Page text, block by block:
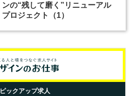
ンの“残して磨く”リニューアル
プロジェクト（1）
ピックアップ求人